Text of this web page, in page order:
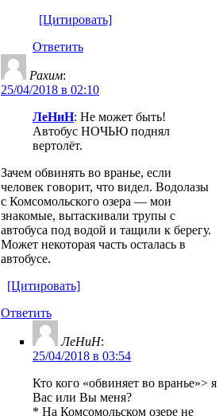
[Цитировать]
Ответить
Рахим:
25/04/2018 в 02:10
ЛеНиН: Не может быть!
Автобус НОЧЬЮ поднял
вертолёт.
Зачем обвинять во вранье, если
человек говорит, что видел. Водолазы
с Комсомольского озера — мои
знакомые, вытаскивали трупы с
автобуса под водой и тащили к берегу.
Может некоторая часть осталась в
автобусе.
[Цитировать]
Ответить
ЛеНиН:
25/04/2018 в 03:54
Кто кого «обвиняет во вранье»> я
Вас или Вы меня?
* На Комсомольском озере не